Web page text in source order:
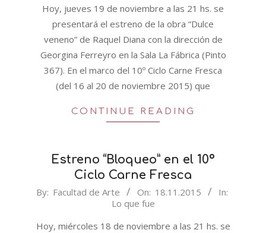
19Hoy, jueves 19 de noviembre a las 21 hs. se
presentará el estreno de la obra “Dulce
veneno” de Raquel Diana con la dirección de
Georgina Ferreyro en la Sala La Fábrica (Pinto
367). En el marco del 10º Ciclo Carne Fresca
(del 16 al 20 de noviembre 2015) que
CONTINUE READING
Estreno “Bloqueo” en el 10º
Ciclo Carne Fresca
2015-
18
By: Facultad de Arte On: 18.11.2015
In:
Lo que fue
Hoy, miércoles 18 de noviembre a las 21 hs. se